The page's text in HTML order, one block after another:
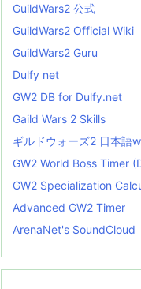
GuildWars2 公式
GuildWars2 Official Wiki
GuildWars2 Guru
Dulfy net
GW2 DB for Dulfy.net
Gaild Wars 2 Skills
ギルドウォーズ2 日本語
GW2 World Boss Timer
GW2 Specialization
Advanced GW2 Timer
ArenaNet's SoundCloud